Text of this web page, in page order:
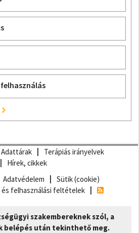
Adattárak
Terápiás irányelvek
Hírek, cikkek
Adatvédelem
Sütik (cookie)
felhasználási feltételek
szakembereknek szól, a
belépés után tekinthető meg.